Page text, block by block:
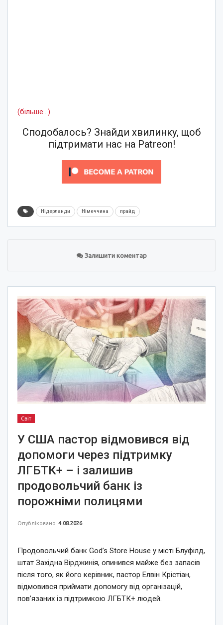
(більше…)
Сподобалось? Знайди хвилинку, щоб
підтримати нас на Patreon!
Нідерланди Німеччина прайд
Залишити коментар
Світ
У США пастор відмовився від
допомоги через підтримку
ЛГБТК+ – і залишив
продовольчий банк із
порожніми полицями
Опубліковано 4.08.2026
Продовольчий банк God’s Store House у місті Блуфілд,
штат Західна Вірджинія, опинився майже без запасів
після того, як його керівник, пастор Елвін Крістіан,
відмовився приймати допомогу від організацій,
пов’язаних із підтримкою ЛГБТК+ людей.